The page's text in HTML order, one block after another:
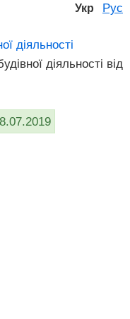
Укр Рус
діяльності
діяльності вiд